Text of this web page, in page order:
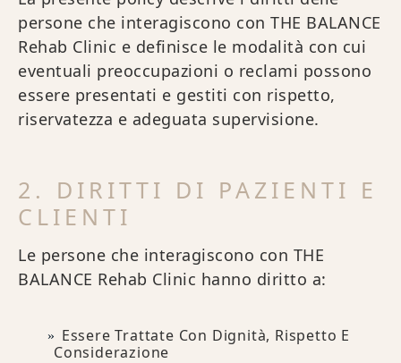
persone che interagiscono con THE BALANCE
Rehab Clinic e definisce le modalità con cui
eventuali preoccupazioni o reclami possono
essere presentati e gestiti con rispetto,
riservatezza e adeguata supervisione.
2. DIRITTI DI PAZIENTI E
CLIENTI
Le persone che interagiscono con THE
BALANCE Rehab Clinic hanno diritto a:
Essere Trattate Con Dignità, Rispetto E
Considerazione